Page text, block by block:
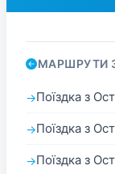
МАРШРУТИ
Поїздка з
Поїздка з
Поїздка з